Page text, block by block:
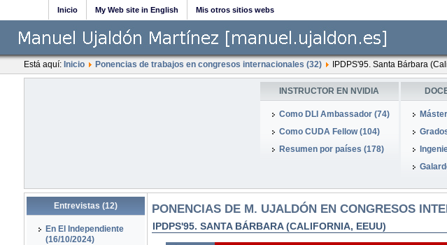
Inicio My Web site in English Mis otros sitios webs
Está aquí: Inicio Ponencias de trabajos en congresos internacionales (32) IPDPS'95. Santa Bárbara
INSTRUCTOR EN NVIDIA
Como DLI Ambassador (74)
Como CUDA Fellow (104)
Resumen por países (178)
Entrevistas (12)
En El Independiente
(16/10/2024)
PONENCIAS DE M. UJALDÓN EN CONGRESOS
IPDPS'95. SANTA BÁRBARA (CALIFORNIA, EEUU)